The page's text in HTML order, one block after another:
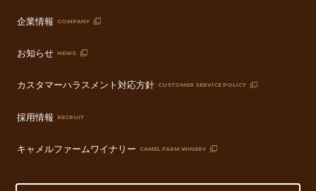
企業情報 COMPANY
お知らせ NEWS
カスタマーハラスメント対応方針 CUSTOMER SERVICE POLICY
採用情報 RECRUIT
キャメルファームワイナリー CAMEL FARM WINERY